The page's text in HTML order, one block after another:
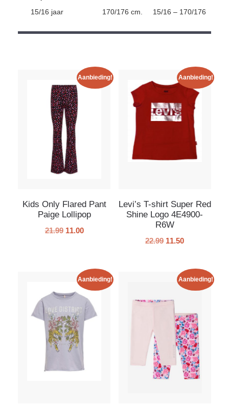
15/16 jaar
170/176 cm. 15/16 – 170/176
Aanbieding!
Kids Only Flared Pant
Paige Lollipop
21.99 11.00
Aanbieding!
Levi’s T-shirt Super Red
Shine Logo 4E4900-
R6W
22.99 11.50
Aanbieding! Aanbieding!